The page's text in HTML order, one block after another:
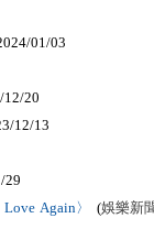
01/03
12/20
12/13
29
Again〉
(娛樂新